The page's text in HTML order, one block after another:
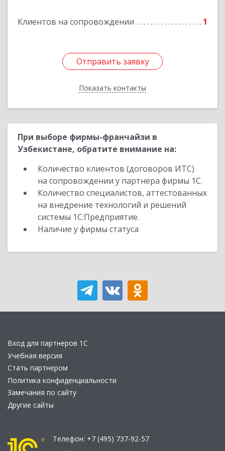
Клиентов на сопровождении 1
Отправить заявку
Показать контакты
Отправить заявку
Назад
При выборе фирмы-франчайзи в
Узбекистане, обратите внимание на:
Количество клиентов (договоров ИТС)
на сопровождении у партнера фирмы 1С.
Количество специалистов, аттестованных
на внедрение технологий и решений
системы 1С:Предприятие.
Наличие у фирмы статуса
Вход для партнеров 1С
Учебная версия
Стать партнером
Политика конфиденциальности
Замечания по сайту
Другие сайты
Телефон: +7 (495) 737-92-57